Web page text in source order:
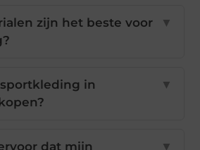
zijn het beste voor
▼
in
▼
dat mijn
▼